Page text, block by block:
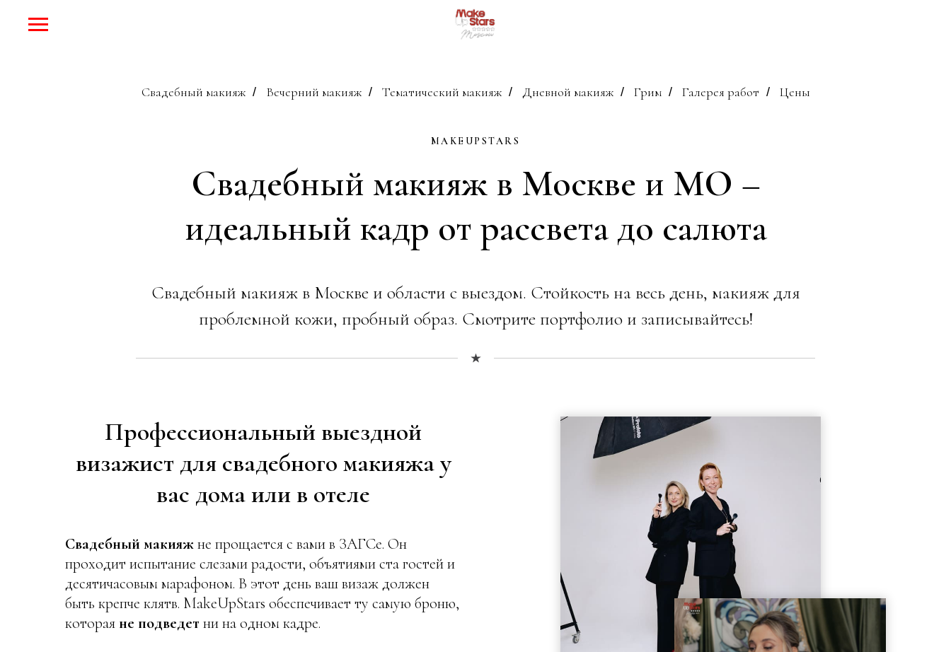
Свадебный макияж / Вечерний макияж / Тематический макияж / Дневной макияж / Грим / Галерея работ / Цены
MAKEUPSTARS
Свадебный макияж в Москве и МО –
идеальный кадр от рассвета до салюта
Свадебный макияж в Москве и области с выездом. Стойкость на весь день, макияж для
проблемной кожи, пробный образ. Смотрите портфолио и записывайтесь!
Профессиональный выездной
визажист для свадебного макияжа у
вас дома или в отеле
Свадебный макияжне прощается с вами в ЗАГСе. Он
проходит испытание слезами радости, объятиями ста гостей и
десятичасовым марафоном. В этот день ваш визаж должен
быть крепче клятв. MakeUpStars обеспечивает ту самую броню,
которая не подведет ни на одном кадре.